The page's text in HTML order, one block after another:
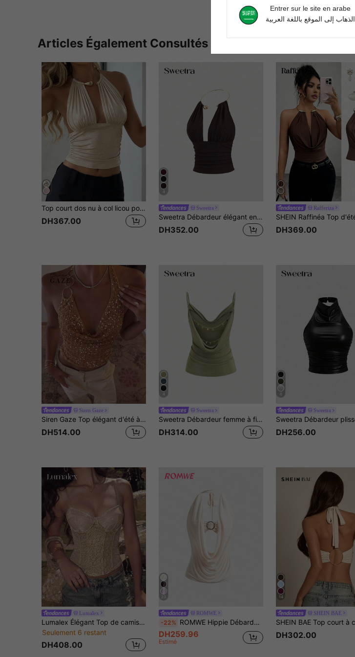
Articles Également Consultés
Top court dos nu à col licou pour femmes, débardeur sans manches élégant en polyester doré, coupe slim chic pour fêtes d'été et tenues décontractées
DH367.00
4
Sweetra
Sweetra Débardeur élégant en métal à encolure ras-du-cou pour femmes
DH352.00
Rafferiza
DH369.00
Siren Gaze
Siren Gaze Top élégant d'été à paillettes pour femmes, col en V profond avec anneau métallique drapé, top court, soirée de fête des années 70, marron et doré, plage et clubbing
DH514.00
4
Sweetra
Sweetra Débardeur femme à fines bretelles avec détail de chaîne au dos, style minimaliste et sexy,
DH314.00
6
Sweetra
DH256.00
Lumalex
Lumalex Élégant Top de camisole sexy doré pour femme, patchwork en dentelle, broderie
Seulement 6 restant
DH408.00
23
ROMWE
-22% ROMWE Hippie Débardeur femme Y2K vintage ample à col en V profond et dos nu pour le retour à l'école (avec doublure de Top bandeau incluse)
DH259.96
Estimé
14
SHEIN BAE
DH302.00
Entrer sur le site en arabe
الذهاب إلى الموقع باللغة العربية